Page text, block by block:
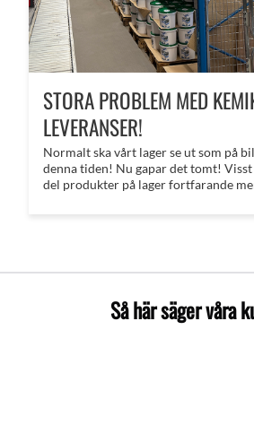
STORA PROBLEM MED
LEVERANSER!
Normalt ska vårt lager se ut som på
denna tiden! Nu gapar det tomt!
del produkter på lager fortfarande
Så här säger våra